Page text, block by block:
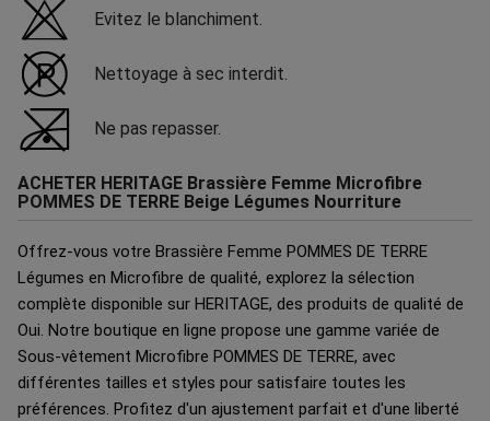
Evitez le blanchiment.
Nettoyage à sec interdit.
Ne pas repasser.
ACHETER HERITAGE Brassière Femme Microfibre
POMMES DE TERRE Beige Légumes Nourriture
Offrez-vous votre Brassière Femme POMMES DE TERRE
Légumes en Microfibre de qualité, explorez la sélection
complète disponible sur HERITAGE, des produits de qualité de
Oui. Notre boutique en ligne propose une gamme variée de
Sous-vêtement Microfibre POMMES DE TERRE, avec
différentes tailles et styles pour satisfaire toutes les
préférences. Profitez d'un ajustement parfait et d'une liberté